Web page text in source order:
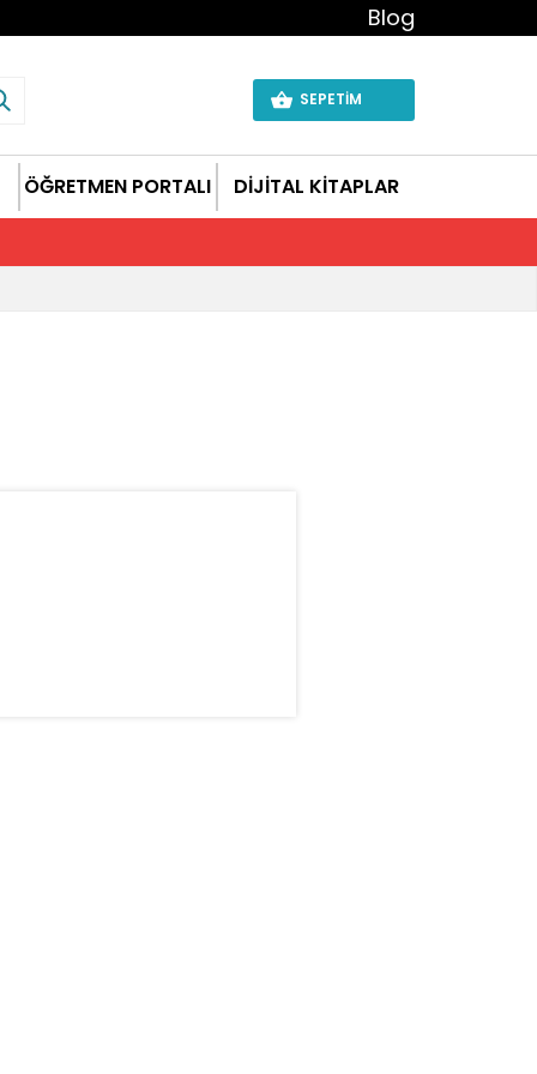
Blog
SEPETİM
ÖĞRETMEN PORTALI DİJİTAL KİTAPLAR